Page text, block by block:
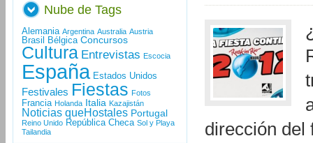
dirección del
Nube de Tags
Alemania Argentina Australia Austria
Brasil Bélgica Concursos
Cultura Entrevistas Escocia
España Estados Unidos
Festivales Fiestas Fotos
Francia Holanda Italia Kazajistán
Noticias queHostales Portugal
Reino Unido República Checa Sol y Playa
Tailandia